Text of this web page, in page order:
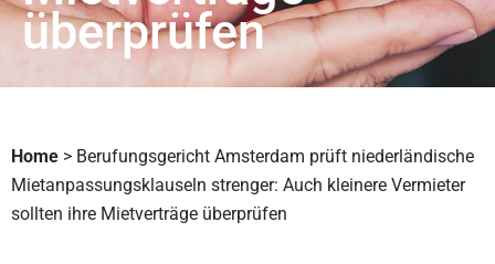
überprüfen
Home > Berufungsgericht Amsterdam prüft niederländische
Mietanpassungsklauseln strenger: Auch kleinere Vermieter
sollten ihre Mietverträge überprüfen